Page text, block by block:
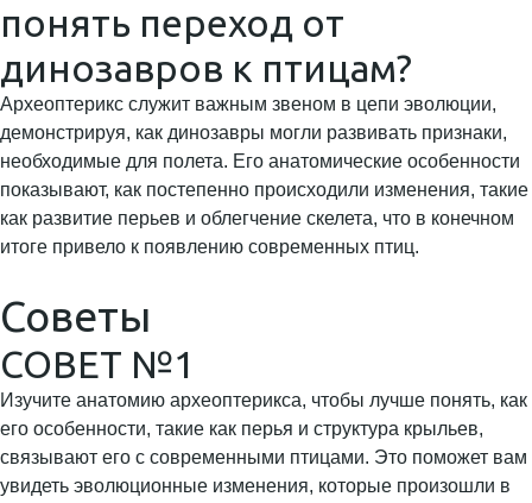
понять переход от
динозавров к птицам?
Археоптерикс служит важным звеном в цепи эволюции,
демонстрируя, как динозавры могли развивать признаки,
необходимые для полета. Его анатомические особенности
показывают, как постепенно происходили изменения, такие
как развитие перьев и облегчение скелета, что в конечном
итоге привело к появлению современных птиц.
Советы
СОВЕТ №1
Изучите анатомию археоптерикса, чтобы лучше понять, как
его особенности, такие как перья и структура крыльев,
связывают его с современными птицами. Это поможет вам
увидеть эволюционные изменения, которые произошли в